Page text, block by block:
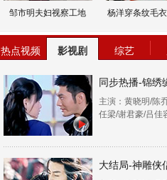
邹市明夫妇视察工地 杨洋穿条纹毛
热点视频 影视剧 综艺
同步热播-锦绣
主演：黄晓明/陈
任梁/谢君豪/吕佳
大结局-神雕侠